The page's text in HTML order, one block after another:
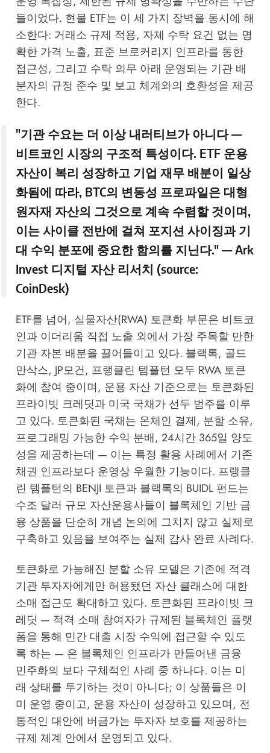
들이었다. 현물 ETF는 이 세 가지 장벽을 동시에 해
소한다: 거래소 규제 적용, 자체 수탁 요건 없는 명
확한 가격 노출, 표준 브로커리지 인프라를 통한
접근성, 그리고 수탁 의무 아래 운영되는 기관 배
분자의 규정 준수 및 보고 체계와의 호환성을 제공
한다.
"기관 수요는 더 이상 내러티브가 아니다 —
비트코인 시장의 구조적 특성이다. ETF 운용
자산이 복리 성장하고 기업 재무 배분이 일상
화됨에 따라, BTC의 변동성 프로파일은 대형
원자재 자산의 그것으로 계속 수렴할 것이며,
이는 사이클 전반에 걸쳐 포지션 사이징과 기
대 수익 분포에 중요한 함의를 지닌다." — Ark
Invest 디지털 자산 리서치 (source:
CoinDesk)
ETF를 넘어, 실물자산(RWA) 토큰화 부문은 비트코
인과 이더리움 직접 노출 외에서 가장 주목할 만한
기관 자본 배분을 끌어들이고 있다. 블랙록, 골드
만삭스, JP모건, 프랭클린 템플턴 모두 RWA 토큰
화에 참여 중이며, 운용 자산 기준으로는 토큰화된
프라이빗 크레딧과 미국 국채가 선두 범주를 이루
고 있다. 토큰화된 국채는 온체인 결제, 분할 소유,
프로그래밍 가능한 수익 분배, 24시간 365일 양도
성을 제공하는데 — 이는 특정 활용 사례에서 기존
채권 인프라보다 운영상 우월한 기능이다. 프랭클
린 템플턴의 BENJI 토큰과 블랙록의 BUIDL 펀드는
수조 달러 규모 자산운용사들이 블록체인 기반 금
융 상품을 단순히 개념 논의에 그치지 않고 실제로
구축하고 있음을 보여주는 실제 감사 완료 사례다.
토큰화로 가능해진 분할 소유 모델은 기존에 적격
기관 투자자에게만 허용됐던 자산 클래스에 대한
소매 접근도 확대하고 있다. 토큰화된 프라이빗 크
레딧 — 적격 소매 참여자가 규제된 블록체인 플랫
폼을 통해 민간 대출 시장 수익에 접근할 수 있도
록 하는 — 은 블록체인 인프라가 만들어낸 금융
민주화의 보다 구체적인 사례 중 하나다. 이는 미
래 상태를 투기하는 것이 아니다; 이 상품들은 이
미 운영 중이고, 운용 자산이 성장하고 있으며, 전
통적인 대안에 버금가는 투자자 보호를 제공하는
규제 체계 안에서 운영되고 있다.